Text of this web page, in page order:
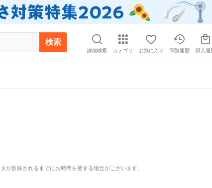
検索
詳細検索 カテゴリ お気に入り 閲覧履歴 購入履
反映されるまでにお時間を要する場合がございます。